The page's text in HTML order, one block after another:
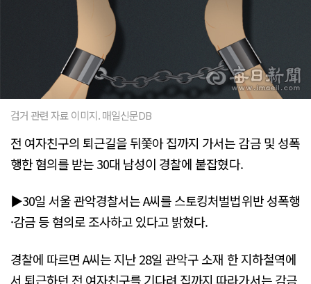
검거 관련 자료 이미지. 매일신문DB
전 여자친구의 퇴근길을 뒤쫓아 집까지 가서는 감금 및 성폭
행한 혐의를 받는 30대 남성이 경찰에 붙잡혔다.
▶30일 서울 관악경찰서는 A씨를 스토킹처벌법위반 성폭행
·감금 등 혐의로 조사하고 있다고 밝혔다.
경찰에 따르면 A씨는 지난 28일 관악구 소재 한 지하철역에
서 퇴근하던 전 여자친구를 기다려 집까지 따라가서는 감금